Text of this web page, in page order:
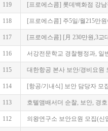
119 [프로에스콤] 롯데백화점 강
118 [프로에스콤] 주5일/월215만
117 [프로에스콤] [月 230만원,3
116 서강전문학교 경찰행정과, 일
115 대한항공 본사 보안/경비요원
114 [항공/기내식] 보안 담당자 모
113 호텔앰배서더 순찰, 보안, 경
112 의왕연구소 보안요원 모집(신